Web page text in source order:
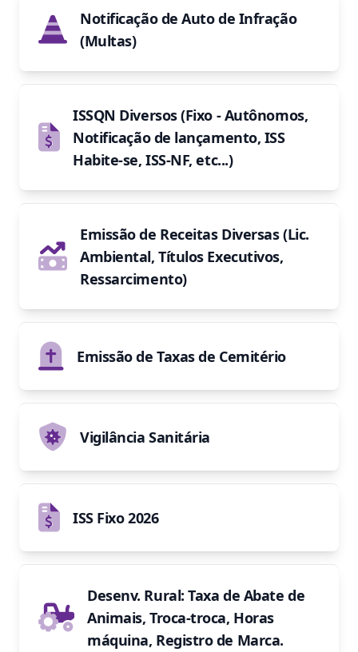
Notificação de Auto de Infração
(Multas)
ISSQN Diversos (Fixo - Autônomos,
Notificação de lançamento, ISS
Habite-se, ISS-NF, etc...)
Emissão de Receitas Diversas (Lic.
Ambiental, Títulos Executivos,
Ressarcimento)
Emissão de Taxas de Cemitério
Vigilância Sanitária
ISS Fixo 2026
Desenv. Rural: Taxa de Abate de
Animais, Troca-troca, Horas
máquina, Registro de Marca.